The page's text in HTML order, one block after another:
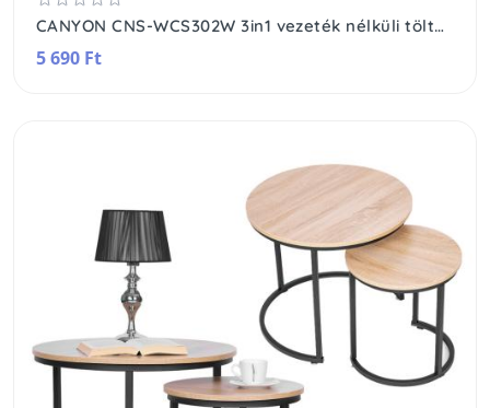
CANYON CNS-WCS302W 3in1 vezeték nélküli töltő, Qi szabvány, micro USB / lightning töltőport, fehér
5 690 Ft